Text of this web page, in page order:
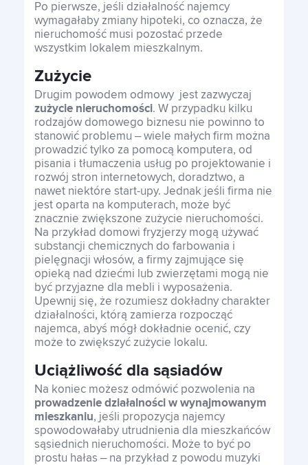
Po pierwsze, jeśli działalność najemcy
wymagałaby zmiany hipoteki, co oznacza, że ​​
nieruchomość musi pozostać przede
wszystkim lokalem mieszkalnym.
Zużycie
Drugim powodem odmowy jest zazwyczaj
zużycie nieruchomości. W przypadku kilku
rodzajów domowego biznesu nie powinno to
stanowić problemu – wiele małych firm można
prowadzić tylko za pomocą komputera, od
pisania i tłumaczenia usług po projektowanie i
rozwój stron internetowych, doradztwo, a
nawet niektóre start-upy. Jednak jeśli firma nie
jest oparta na komputerach, może być
znacznie zwiększone zużycie nieruchomości.
Na przykład domowi fryzjerzy mogą używać
substancji chemicznych do farbowania i
pielęgnacji włosów, a firmy zajmujące się
opieką nad dziećmi lub zwierzętami mogą nie
być przyjazne dla mebli i wyposażenia.
Upewnij się, że rozumiesz dokładny charakter
działalności, którą zamierza rozpocząć
najemca, abyś mógł dokładnie ocenić, czy
może to zwiększyć zużycie lokalu.
Uciążliwość dla sąsiadów
Na koniec możesz odmówić pozwolenia na
prowadzenie działalności w wynajmowanym
mieszkaniu, jeśli propozycja najemcy
spowodowałaby utrudnienia dla mieszkańców
sąsiednich nieruchomości. Może to być po
prostu hałas – na przykład z powodu muzyki